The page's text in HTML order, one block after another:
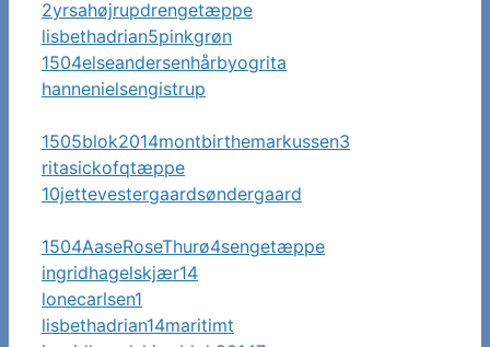
2yrsahøjrupdrengetæppe
lisbethadrian5pinkgrøn
1504elseandersenhårbyogrita
hannenielsengistrup
1505blok2014montbirthemarkussen3
ritasickofqtæppe
10jettevestergaardsøndergaard
1504AaseRoseThurø4sengetæppe
ingridhagelskjær14
lonecarlsen1
lisbethadrian14maritimt